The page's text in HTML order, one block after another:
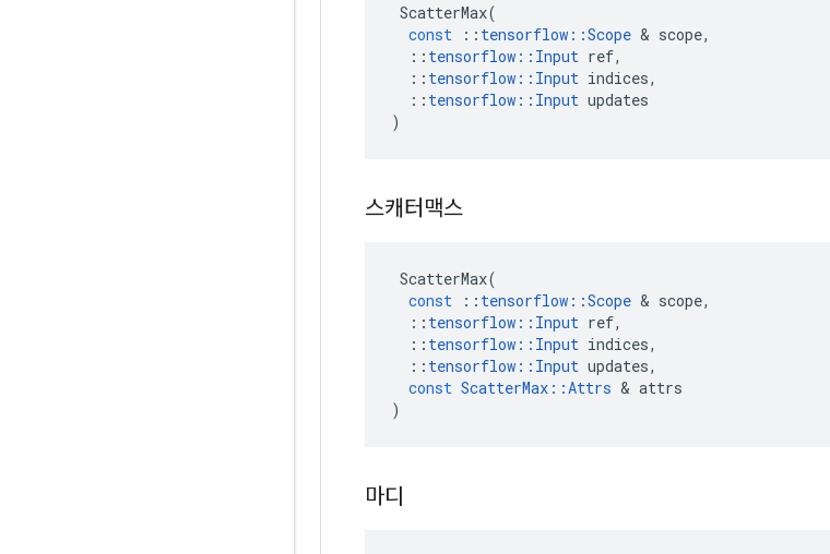
ScatterMax(
const
:: tensorflow ::Scope & scope,
:: tensorflow :: Input ref,
:: tensorflow :: Input indices,
:: tensorflow :: Input updates
)
스캐터맥스
ScatterMax(
const
:: tensorflow ::Scope & scope,
:: tensorflow :: Input ref,
:: tensorflow :: Input indices,
:: tensorflow :: Input updates,
const ScatterMax ::Attrs & attrs
)
마디